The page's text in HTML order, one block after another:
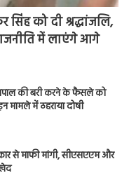
को दी श्रद्धांजलि,
में लाएंगे आगे
की बरी करने के फैसले को
मामले में ठहराया दोषी
से माफी मांगी, सीएसएएम और